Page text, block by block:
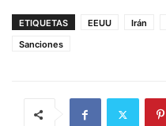
ETIQUETAS EEUU Irán
Sanciones